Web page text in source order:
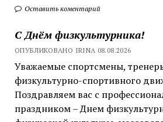
Оставить коментарий
С Днём физкультурника!
ОПУБЛИКОВАНО IRINA 08.08.2026
Уважаемые спортсмены,
физкультурно-спортивного
Поздравляем вас с
праздником – Днем